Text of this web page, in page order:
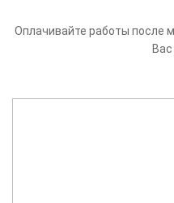
Оплачивайте работы после
Вас